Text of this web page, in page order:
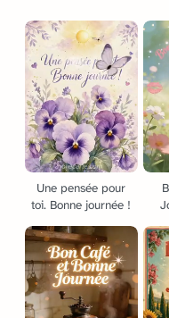
Une pensée pour
toi. Bonne journée !